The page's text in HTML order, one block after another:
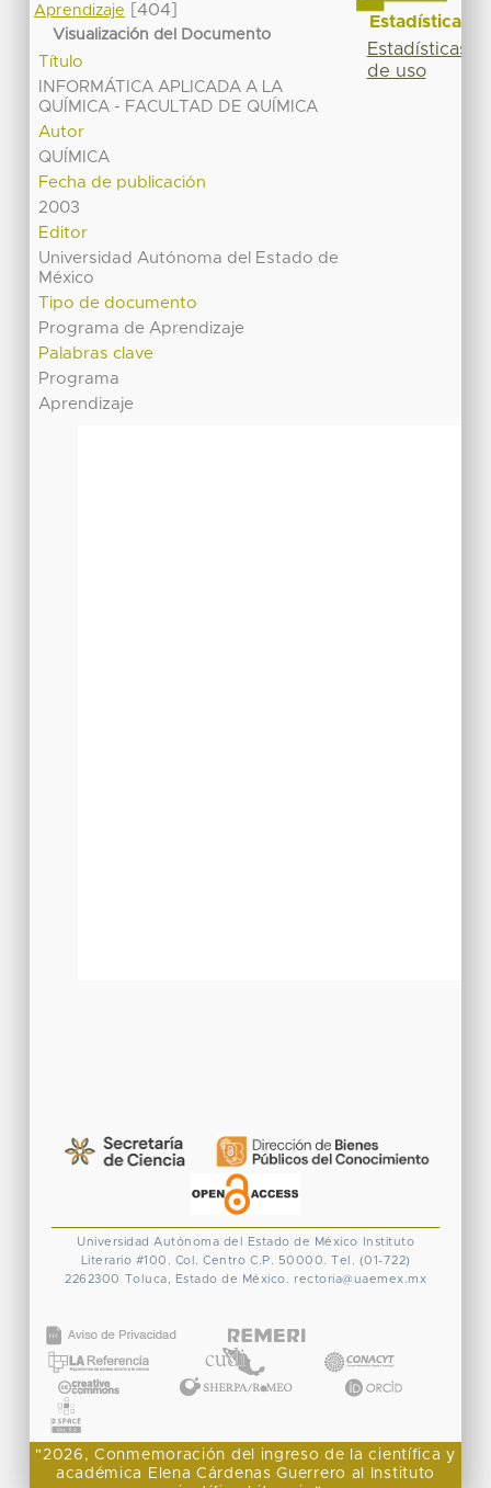
Aprendizaje
[404]
Visualización del Documento
Título
INFORMÁTICA APLICADA A LA
QUÍMICA - FACULTAD DE QUÍMICA
Autor
QUÍMICA
Fecha de publicación
2003
Editor
Universidad Autónoma del Estado de
México
Tipo de documento
Programa de Aprendizaje
Palabras clave
Programa
Aprendizaje
Estadísticas
Estadísticas
de uso
Universidad Autónoma del Estado de México
Instituto
Literario #100. Col. Centro C.P. 50000. Tel. (01-722)
2262300 Toluca, Estado de México. rectoria@uaemex.mx
"2026, Conmemoración del ingreso de la científica y
académica Elena Cárdenas Guerrero al Instituto